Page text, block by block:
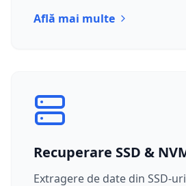
Află mai multe
Recuperare SSD &
Extragere de date din SSD-